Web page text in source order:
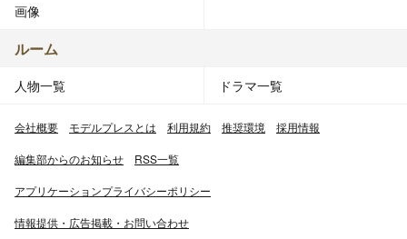
画像
ルーム
人物一覧 ドラマ一覧
会社概要 モデルプレスとは 利用規約 推奨環境 採用情報
編集部からのお知らせ RSS一覧
アプリケーションプライバシーポリシー
情報提供・広告掲載・お問い合わせ